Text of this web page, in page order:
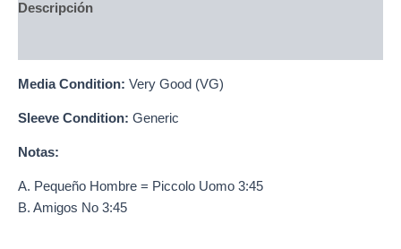
Descripción
Media Condition: Very Good (VG)
Sleeve Condition: Generic
Notas:
A. Pequeño Hombre = Piccolo Uomo 3:45
B. Amigos No 3:45